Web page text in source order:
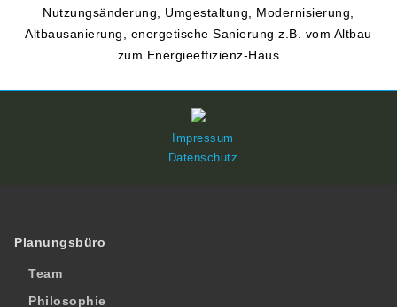
Nutzungsänderung, Umgestaltung, Modernisierung,
Altbausanierung, energetische Sanierung z.B. vom Altbau
zum Energieeffizienz-Haus
Impressum
Datenschutz
Planungsbüro
Team
Philosophie